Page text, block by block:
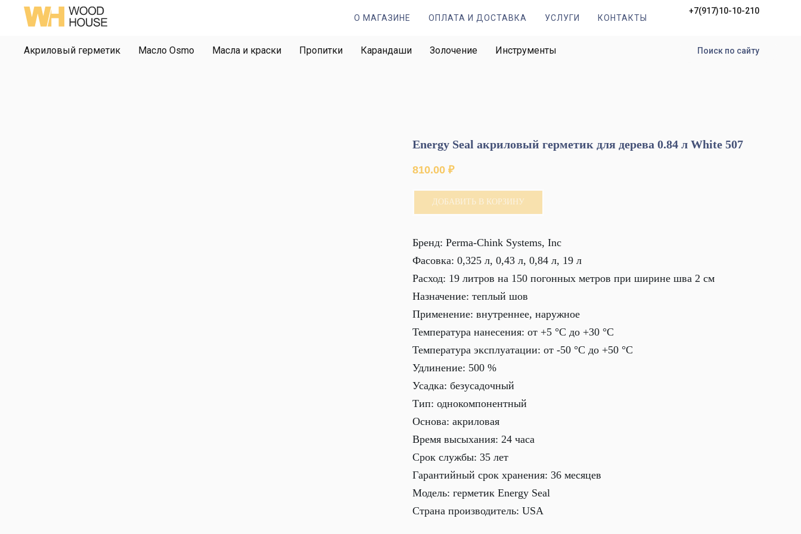
О МАГАЗИНЕ ОПЛАТА И ДОСТАВКА УСЛУГИ КОНТАКТЫ
+7(917)10-10-210
Акриловый герметик Масло Osmo Масла и краски Пропитки Карандаши Золочение Инструменты Поиск по сайту
Energy Seal акриловый герметик для дерева 0.84 л White 507
810.00 ₽
ДОБАВИТЬ В КОРЗИНУ
Бренд: Perma-Chink Systems, Inc
Фасовка: 0,325 л, 0,43 л, 0,84 л, 19 л
Расход: 19 литров на 150 погонных метров при ширине шва 2 см
Назначение: теплый шов
Применение: внутреннее, наружное
Температура нанесения: от +5 °С до +30 °С
Температура эксплуатации: от -50 °С до +50 °С
Удлинение: 500 %
Усадка: безусадочный
Тип: однокомпонентный
Основа: акриловая
Время высыхания: 24 часа
Срок службы: 35 лет
Гарантийный срок хранения: 36 месяцев
Модель: герметик Energy Seal
Страна производитель: USA